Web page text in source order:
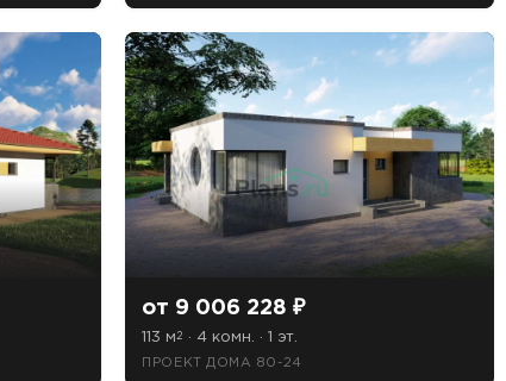
от 9 006 228 ₽
113 м2 · 4 комн. · 1 эт.
ПРОЕКТ ДОМА 80-24